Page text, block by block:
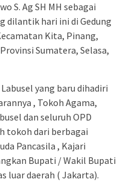
S. Ag SH MH sebagai
dilantik hari ini di Gedung
Kita, Pinang,
Sumatera, Selasa,
yang baru dihadiri
, Tokoh Agama,
dan seluruh OPD
tokoh dari berbagai
Pancasila , Kajari
Bupati / Wakil Bupati
luar daerah ( Jakarta).